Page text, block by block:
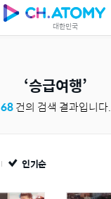
대한민국
승급여행
68건의 검색 결과입니다.
인기순